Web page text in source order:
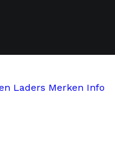
Laders Merken Info